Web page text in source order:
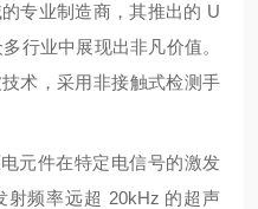
专业制造商，其推出的 U
行业中展现出非凡价值。
术，采用非接触式检测手
元件在特定电信号的激发
频率远超 20kHz 的超声